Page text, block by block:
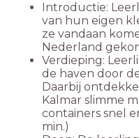
Introductie:
van hun eigen
ze vandaan
Nederland
Verdieping:
de haven door
Daarbij
Kalmar slimme
containers snel
min.)